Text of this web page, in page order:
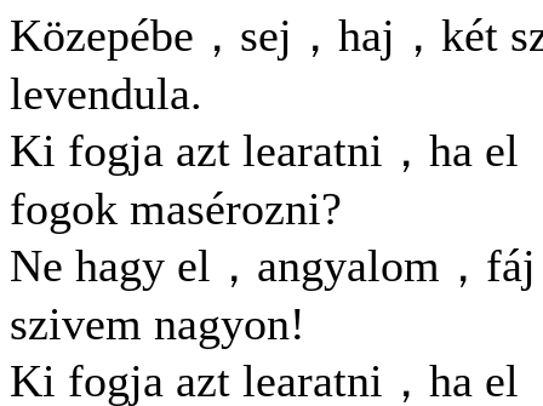
Közepébe，sej，haj，két
levendula.
Ki fogja azt learatni，ha el
fogok masérozni?
Ne hagy el，angyalom，fáj
szivem nagyon!
Ki fogja azt learatni，ha el